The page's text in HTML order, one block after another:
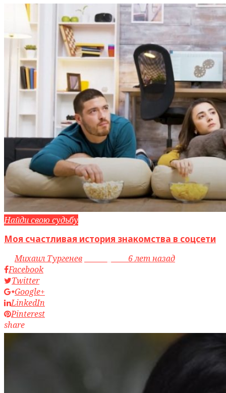
Найди свою судьбу
Моя счастливая история знакомства в соцсети
byМихаил Тургенев
6 лет назад
Facebook
Twitter
Google+
LinkedIn
Pinterest
share